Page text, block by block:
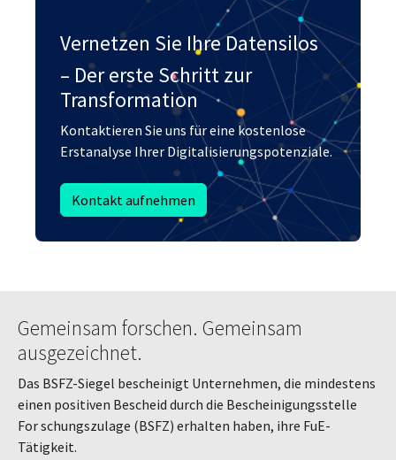
Vernetzen Sie Ihre Datensilos
– Der erste Schritt zur
Transformation
Kontaktieren Sie uns für eine kostenlose
Erstanalyse Ihrer Digitalisierungspotenziale.
Kontakt aufnehmen
Gemeinsam forschen. Gemeinsam
ausgezeichnet.
Das BSFZ-Siegel bescheinigt Unternehmen, die mindestens
einen positiven Bescheid durch die Bescheinigungsstelle
For schungszulage (BSFZ) erhalten haben, ihre FuE-
Tätigkeit.